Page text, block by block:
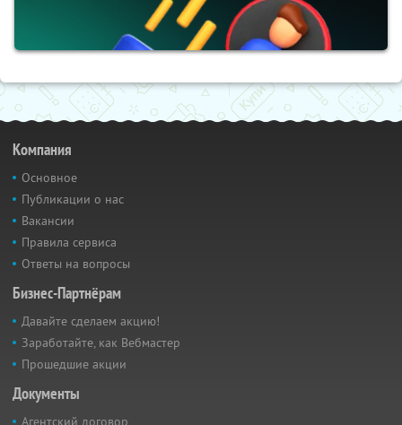
Компания
Основное
Публикации о нас
Вакансии
Правила сервиса
Ответы на вопросы
Бизнес-Партнёрам
Давайте сделаем акцию!
Заработайте, как Вебмастер
Прошедшие акции
Документы
Агентский договор